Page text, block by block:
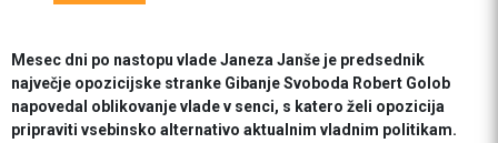
Mesec dni po nastopu vlade Janeza Janše je predsednik
največje opozicijske stranke Gibanje Svoboda Robert Golob
napovedal oblikovanje vlade v senci, s katero želi opozicija
pripraviti vsebinsko alternativo aktualnim vladnim politikam.